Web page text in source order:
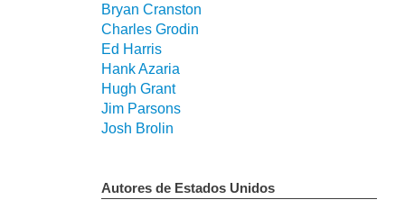
Bryan Cranston
Charles Grodin
Ed Harris
Hank Azaria
Hugh Grant
Jim Parsons
Josh Brolin
Autores de Estados Unidos